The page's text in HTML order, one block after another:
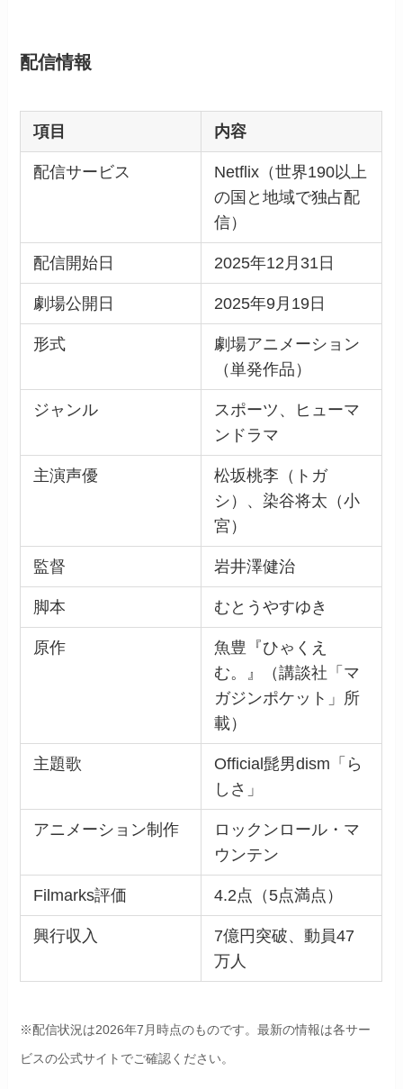
配信情報
項目 内容
配信サービス
Netflix（世界190以上
の国と地域で独占配
信）
配信開始日 2025年12月31日
劇場公開日 2025年9月19日
形式
劇場アニメーション
（単発作品）
ジャンル
スポーツ、ヒューマ
ンドラマ
主演声優
松坂桃李（トガ
シ）、染谷将太（小
宮）
監督 岩井澤健治
脚本 むとうやすゆき
原作
魚豊『ひゃくえ
む。』（講談社「マ
ガジンポケット」所
載）
主題歌
Official髭男dism「ら
しさ」
アニメーション制作
ロックンロール・マ
ウンテン
Filmarks評価 4.2点（5点満点）
興行収入
7億円突破、動員47
万人
※配信状況は2026年7月時点のものです。最新の情報は各サー
ビスの公式サイトでご確認ください。